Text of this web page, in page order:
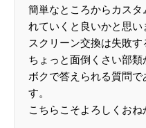
簡単なところからカス
れていくと良いかと思い
スクリーン交換は失敗す
ちょっと面倒くさい部類
ボクで答えられる質問
す。
こちらこそよろしくおね